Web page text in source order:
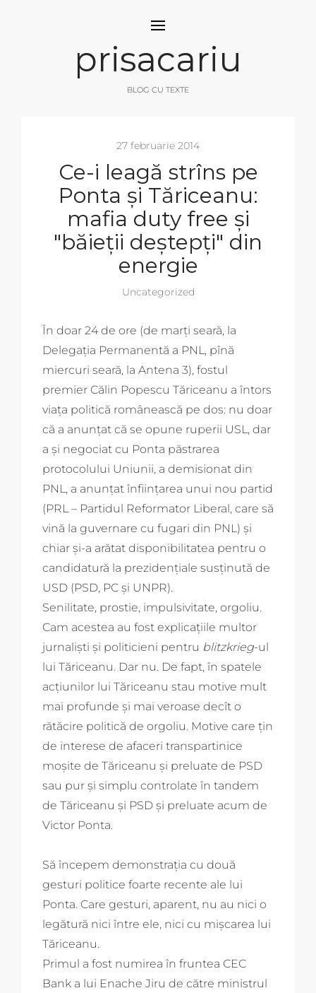
prisacariu
BLOG CU TEXTE
27 februarie 2014
Ce-i leagă strîns pe
Ponta și Tăriceanu:
mafia duty free și
"băieții deștepți" din
energie
Uncategorized
În doar 24 de ore (de marți seară, la
Delegația Permanentă a PNL, pînă
miercuri seară, la Antena 3), fostul
premier Călin Popescu Tăriceanu a întors
viața politică românească pe dos: nu doar
că a anunțat că se opune ruperii USL, dar
a și negociat cu Ponta păstrarea
protocolului Uniunii, a demisionat din
PNL, a anunțat înființarea unui nou partid
(PRL – Partidul Reformator Liberal, care să
vină la guvernare cu fugari din PNL) și
chiar și-a arătat disponibilitatea pentru o
candidatură la prezidențiale susținută de
USD (PSD, PC și UNPR).
Senilitate, prostie, impulsivitate, orgoliu.
Cam acestea au fost explicațiile multor
jurnaliști și politicieni pentru blitzkrieg-ul
lui Tăriceanu. Dar nu. De fapt, în spatele
acțiunilor lui Tăriceanu stau motive mult
mai profunde și mai veroase decît o
rătăcire politică de orgoliu. Motive care țin
de interese de afaceri transpartinice
moșite de Tăriceanu și preluate de PSD
sau pur și simplu controlate în tandem
de Tăriceanu și PSD și preluate acum de
Victor Ponta.
Să începem demonstrația cu două
gesturi politice foarte recente ale lui
Ponta. Care gesturi, aparent, nu au nici o
legătură nici între ele, nici cu mișcarea lui
Tăriceanu.
Primul a fost numirea în fruntea CEC
Bank a lui Enache Jiru de către ministrul